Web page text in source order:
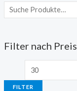
Filter nach Preis
FILTER